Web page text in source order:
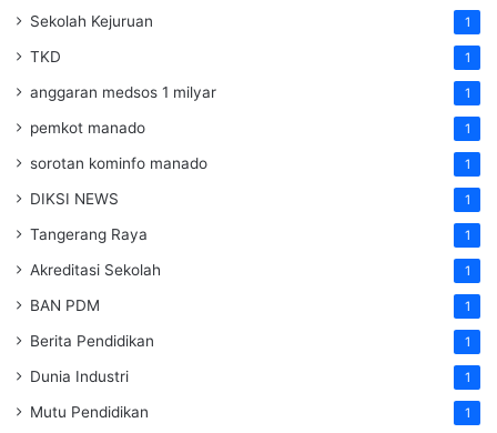
Sekolah Kejuruan 1
TKD 1
anggaran medsos 1 milyar 1
pemkot manado 1
sorotan kominfo manado 1
DIKSI NEWS 1
Tangerang Raya 1
Akreditasi Sekolah 1
BAN PDM 1
Berita Pendidikan 1
Dunia Industri 1
Mutu Pendidikan 1